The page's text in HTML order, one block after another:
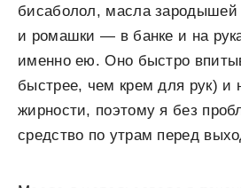
бисаболол, масла
и ромашки — в банке и на
именно ею. Оно быстро
быстрее, чем крем для рук) и
жирности, поэтому я без
средство по утрам перед